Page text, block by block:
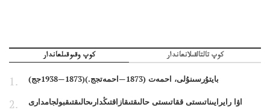
كوپ وقىوقىلعاندار كوپ تالتالقىلانعاندار
بايتۇرسىنۇلى، احمەت (1873—احمەتجج.)(1873—1938جج)
اۋا رايرايىناتىستى ققاتىستى حالىقتىقازاقتىڭدارىحالىقتىقبولجامدارى